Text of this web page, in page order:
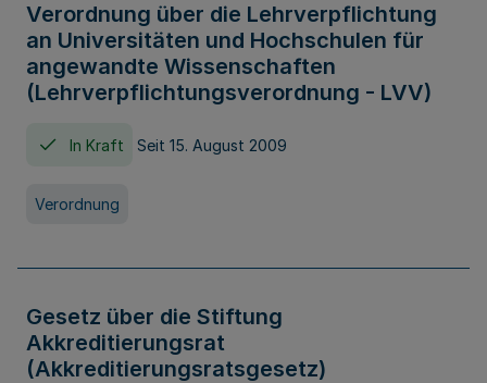
Verordnung über die Lehrverpflichtung
an Universitäten und Hochschulen für
angewandte Wissenschaften
(Lehrverpflichtungsverordnung - LVV)
In Kraft Seit 15. August 2009
Verordnung
Gesetz über die Stiftung
Akkreditierungsrat
(Akkreditierungsratsgesetz)